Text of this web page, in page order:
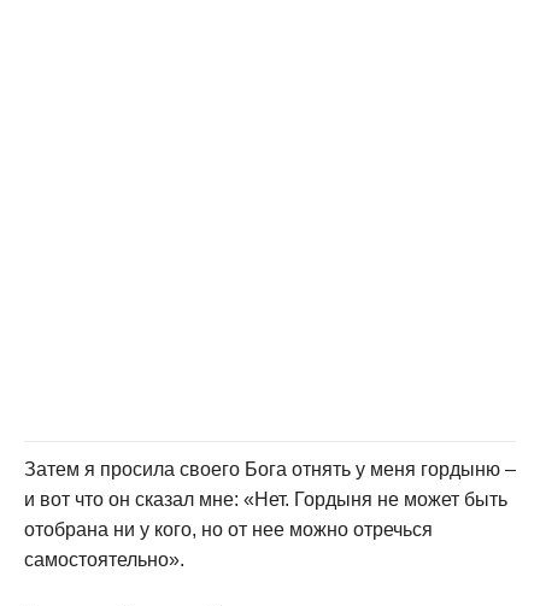
Затем я просила своего Бога отнять у меня гордыню –
и вот что он сказал мне: «Нет. Гордыня не может быть
отобрана ни у кого, но от нее можно отречься
самостоятельно».